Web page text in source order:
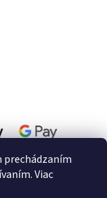
prechádzaním
Viac